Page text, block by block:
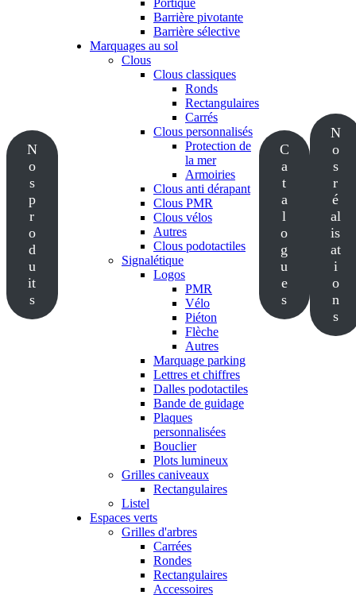
N
o
s
p
r
o
d
u
it
s
Portique
Barrière pivotante
Barrière sélective
Marquages au sol
Clous
Clous classiques
Ronds
Rectangulaires
Carrés
Clous personnalisés
Protection de
la mer
Armoiries
Clous anti dérapant
Clous PMR
Clous vélos
Autres
Clous podotactiles
Signalétique
Logos
PMR
Vélo
Piéton
Flèche
Autres
Marquage parking
Lettres et chiffres
Dalles podotactiles
Bande de guidage
Plaques
personnalisées
Bouclier
Plots lumineux
Grilles caniveaux
Rectangulaires
Listel
Espaces verts
Grilles d'arbres
Carrées
Rondes
Rectangulaires
Accessoires
C
a
t
a
l
o
g
u
e
s
N
o
s
r
é
al
is
at
i
o
n
s